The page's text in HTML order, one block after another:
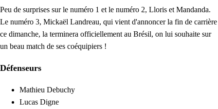
Peu de surprises sur le numéro 1 et le numéro 2, Lloris et Mandanda.
Le numéro 3, Mickaël Landreau, qui vient d'annoncer la fin de carrière
ce dimanche, la terminera officiellement au Brésil, on lui souhaite sur
un beau match de ses coéquipiers !
Défenseurs
Mathieu Debuchy
Lucas Digne